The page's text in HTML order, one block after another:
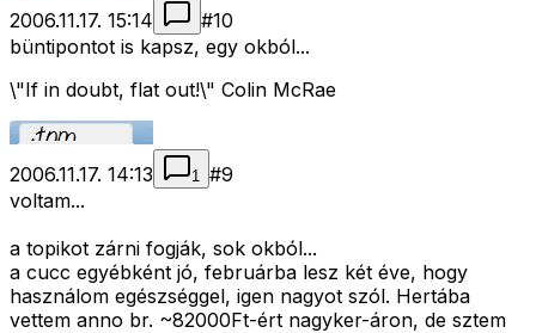
2006.11.17. 15:14 #10
büntipontot is kapsz, egy okból...
\"If in doubt, flat out!\" Colin McRae
2006.11.17. 14:13 1 #9
voltam...
a topikot zárni fogják, sok okból...
a cucc egyébként jó, februárba lesz két éve, hogy
használom egészséggel, igen nagyot szól. Hertába
vettem anno br. ~82000Ft-ért nagyker-áron, de sztem